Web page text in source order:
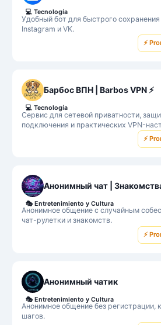
Удобный бот для быстрого сохранения
Instagram и VK.
💻 Tecnología
⚡
Барбос ВПН | Barbos VPN ⚡
Сервис для сетевой приватности,
подключения и практических VPN-
💻 Tecnología
⚡
Анонимный чат |
Анонимное общение с случайным
чат-рулетки и знакомств.
🎭 Entretenimiento y Cultura
⚡
Анонимный чатик
Анонимное общение без регистрации,
шагов.
🎭 Entretenimiento y Cultura